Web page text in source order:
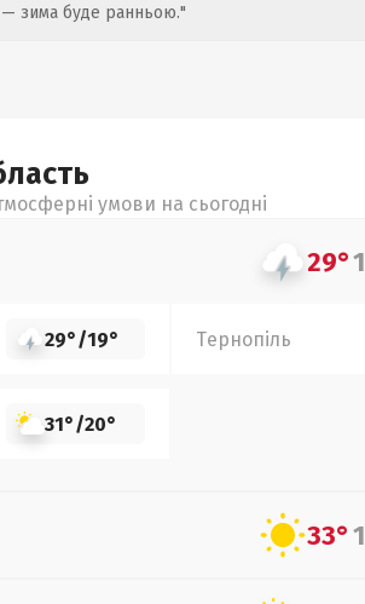
зима буде ранньою."
умови на сьогодні
29°
29°/19° Тернопіль
31°/20°
33°